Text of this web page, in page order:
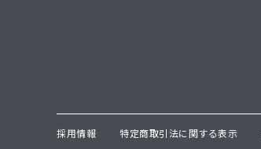
採用情報 特定商取引法に関する表示